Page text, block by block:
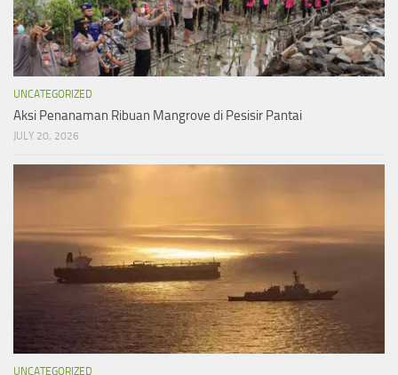
UNCATEGORIZED
Aksi Penanaman Ribuan Mangrove di Pesisir Pantai
JULY 20, 2026
UNCATEGORIZED